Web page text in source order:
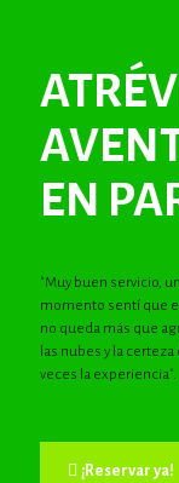
EN
"Muy buen servicio,
momento sentí que
no queda más que
las nubes y la
veces la experiencia".
¡Reservar ya!